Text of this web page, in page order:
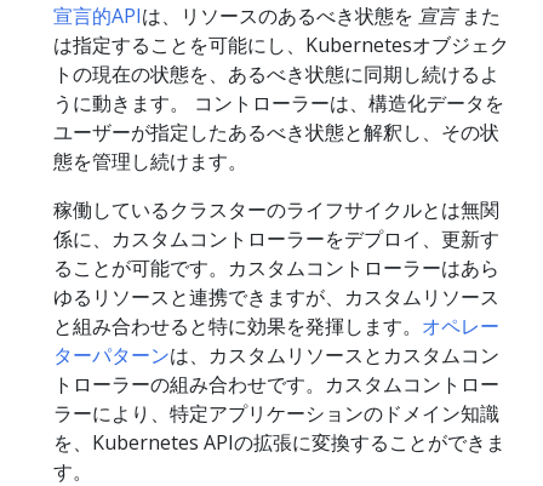
宣言的APIは、リソースのあるべき状態を 宣言また
は指定することを可能にし、Kubernetesオブジェク
トの現在の状態を、あるべき状態に同期し続けるよ
うに動きます。 コントローラーは、構造化データを
ユーザーが指定したあるべき状態と解釈し、その状
態を管理し続けます。
稼働しているクラスターのライフサイクルとは無関
係に、カスタムコントローラーをデプロイ、更新す
ることが可能です。カスタムコントローラーはあら
ゆるリソースと連携できますが、カスタムリソース
と組み合わせると特に効果を発揮します。 オペレー
ターパターンは、カスタムリソースとカスタムコン
トローラーの組み合わせです。カスタムコントロー
ラーにより、特定アプリケーションのドメイン知識
を、Kubernetes APIの拡張に変換することができま
す。